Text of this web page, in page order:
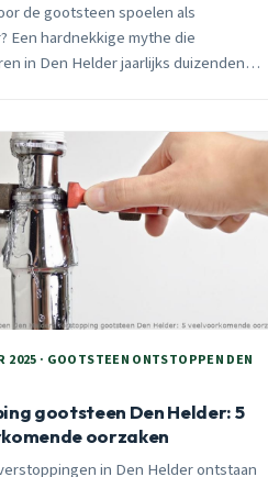
de gootsteen spoelen als
Een hardnekkige mythe die
in Den Helder jaarlijks duizenden
uit alle wijken. 24/7 spoedhulp
2025 · GOOTSTEEN ONTSTOPPEN DEN
gootsteen Den Helder: 5
oorzaken
in Den Helder ontstaan